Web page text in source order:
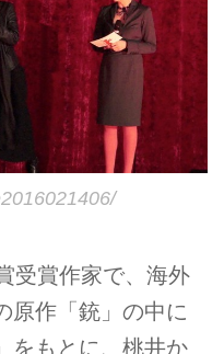
受賞作家で、海外
原作「銃」の中に
をもとに、桃井か